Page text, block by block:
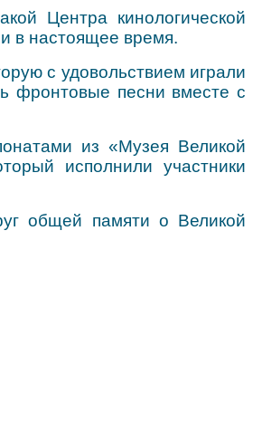
Центра кинологической
в настоящее время.
с удовольствием играли
фронтовые песни вместе с
из «Музея Великой
исполнили участники
общей памяти о Великой